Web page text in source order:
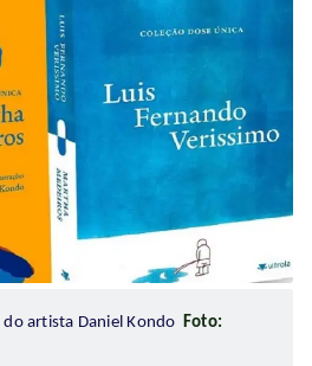
artista Daniel Kondo Foto: